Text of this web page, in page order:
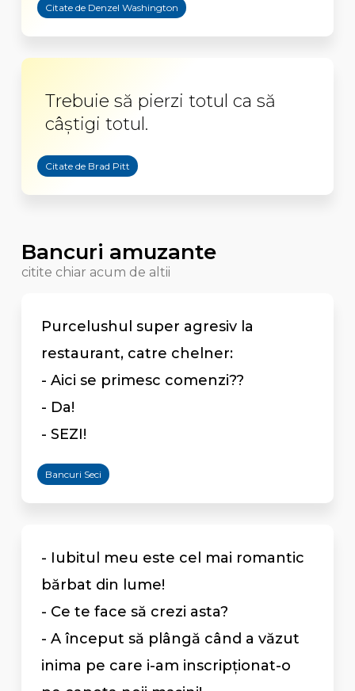
Citate de Denzel Washington
Trebuie să pierzi totul ca să
câştigi totul.
Citate de Brad Pitt
Bancuri amuzante
citite chiar acum de altii
Purcelushul super agresiv la
restaurant, catre chelner:
- Aici se primesc comenzi??
- Da!
- SEZI!
Bancuri Seci
- Iubitul meu este cel mai romantic
bărbat din lume!
- Ce te face să crezi asta?
- A început să plângă când a văzut
inima pe care i-am inscripționat-o